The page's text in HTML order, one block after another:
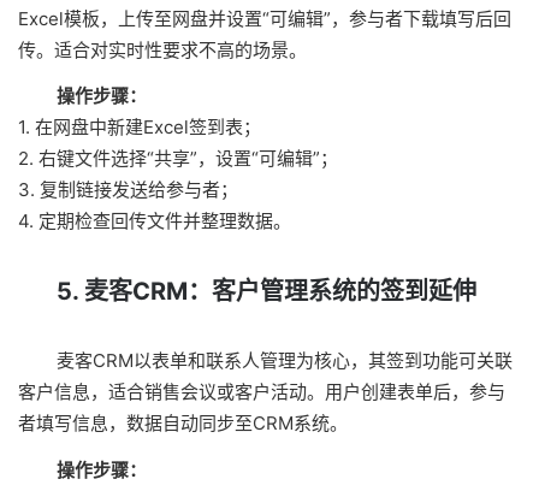
Excel模板，上传至网盘并设置“可编辑”，参与者下载填写后回
传。适合对实时性要求不高的场景。
操作步骤：
1. 在网盘中新建Excel签到表；
2. 右键文件选择“共享”，设置“可编辑”；
3. 复制链接发送给参与者；
4. 定期检查回传文件并整理数据。
5. 麦客CRM：客户管理系统的签到延伸
麦客CRM以表单和联系人管理为核心，其签到功能可关联
客户信息，适合销售会议或客户活动。用户创建表单后，参与
者填写信息，数据自动同步至CRM系统。
操作步骤：